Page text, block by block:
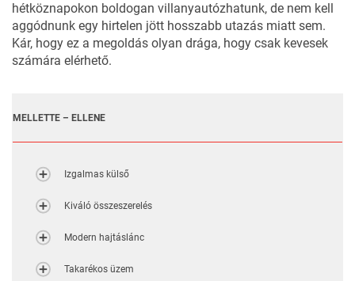
hétköznapokon boldogan villanyautózhatunk, de nem kell
aggódnunk egy hirtelen jött hosszabb utazás miatt sem.
Kár, hogy ez a megoldás olyan drága, hogy csak kevesek
számára elérhető.
MELLETTE – ELLENE
Izgalmas külső
Kiváló összeszerelés
Modern hajtáslánc
Takarékos üzem